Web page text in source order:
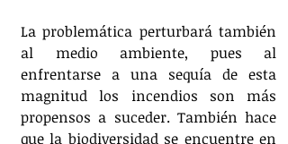
La problemática perturbará también
al medio ambiente, pues al
enfrentarse a una sequía de esta
magnitud los incendios son más
propensos a suceder. También hace
que la biodiversidad se encuentre en